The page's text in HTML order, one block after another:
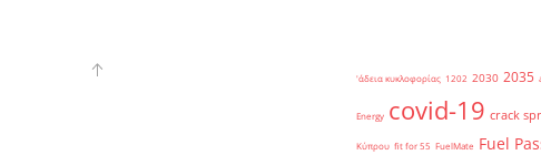
'άδεια κυκλοφορίας 1202 2030 2035
Energy covid-19 crack
Κύπρου fit for 55 FuelMate Fuel